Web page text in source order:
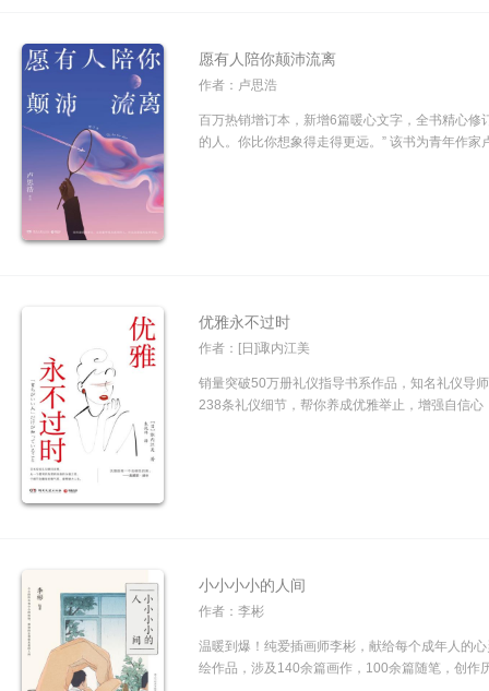
愿有人陪你颠沛流离
作者：卢思浩
百万热销增订本，新增6篇暖心文字，全书精心修
的人。你比你想象得走得更远。” 该书为青年作
优雅永不过时
作者：[日]诹内江美
销量突破50万册礼仪指导书系作品，知名礼仪导
238条礼仪细节，帮你养成优雅举止，增强自信心
小小小小的人间
作者：李彬
温暖到爆！纯爱插画师李彬，献给每个成年人的
绘作品，涉及140余篇画作，100余篇随笔，创作